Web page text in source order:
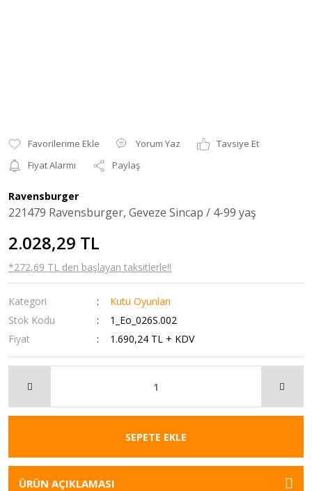
Yorum Yaz
Tavsiye Et
Fiyat Alarmı
Paylaş
Ravensburger
221479 Ravensburger, Geveze Sincap / 4-99 yaş
2.028,29 TL
*272,69 TL den başlayan taksitlerle!!
Kategori
Kutu Oyunları
Stok Kodu
1_Eo_026S.002
Fiyat
1.690,24 TL + KDV
SEPETE EKLE
ÜRÜN AÇIKLAMASI